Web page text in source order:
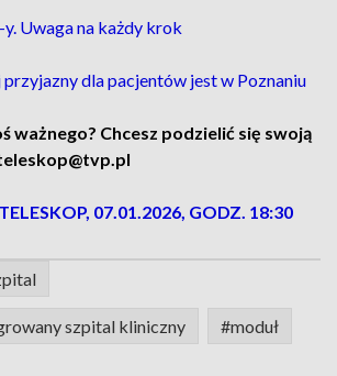
y. Uwaga na każdy krok
dla pacjentów jest w Poznaniu
ważnego? Chcesz podzielić się swoją
07.01.2026, GODZ. 18:30
szpital kliniczny #moduł